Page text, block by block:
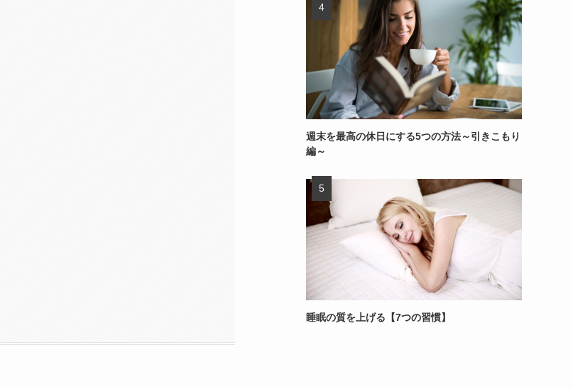
週末を最高の休日にする5つの方法～引きこもり
編～
睡眠の質を上げる【7つの習慣】